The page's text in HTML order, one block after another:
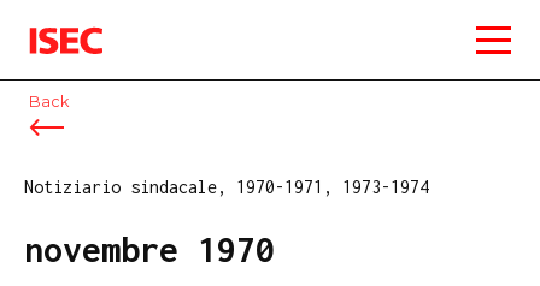
ISEC
Back
Notiziario sindacale, 1970-1971, 1973-1974
novembre 1970